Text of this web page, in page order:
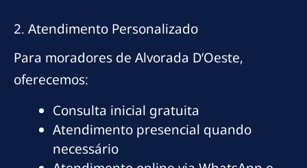
2. Atendimento Personalizado
Para moradores de Alvorada D’Oeste,
oferecemos:
Consulta inicial gratuita
Atendimento presencial quando
necessário